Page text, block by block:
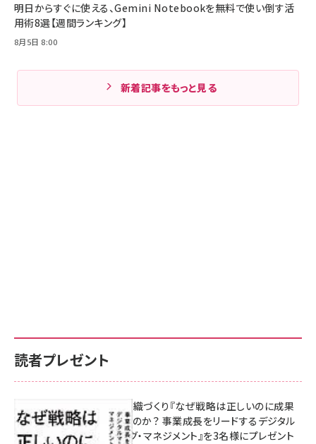
明日からすぐに使える、Gemini Notebookを無料で使い倒す活
用術8選【週間ランキング】
8月5日 8:00
新着記事をもっと見る
読者プレゼント
成果を生む組織づくり『なぜ戦略は正しいのに成果
があがらないのか？ 事業成長をリードするデジタル
マーケティング・マネジメント』を3名様にプレゼント